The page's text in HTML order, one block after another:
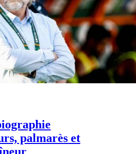
palmarès et